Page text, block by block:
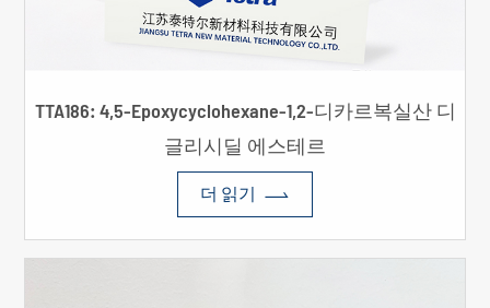
TTA186: 4,5-Epoxycyclohexane-1,2-디카르복실산 디
글리시딜 에스테르
더 읽기 